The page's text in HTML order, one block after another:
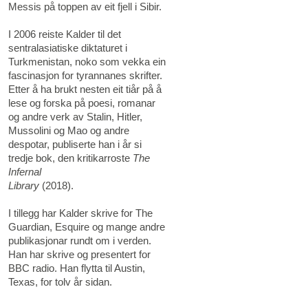
Messis på toppen av eit fjell i Sibir.
I 2006 reiste Kalder til det
sentralasiatiske diktaturet i
Turkmenistan, noko som vekka ein
fascinasjon for tyrannanes skrifter.
Etter å ha brukt nesten eit tiår på å
lese og forska på poesi, romanar
og andre verk av Stalin, Hitler,
Mussolini og Mao og andre
despotar, publiserte han i år si
tredje bok, den kritikarroste The
Infernal
Library (2018).
I tillegg har Kalder skrive for The
Guardian, Esquire og mange andre
publikasjonar rundt om i verden.
Han har skrive og presentert for
BBC radio. Han flytta til Austin,
Texas, for tolv år sidan.